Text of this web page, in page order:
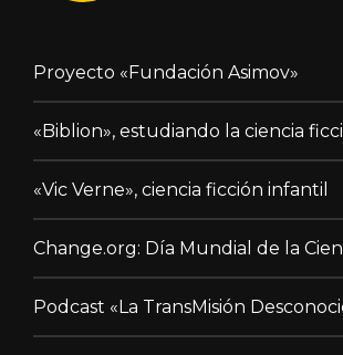
Proyecto «Fundación Asimov»
«Biblion», estudiando la ciencia
«Vic Verne», ciencia ficción infantil
Change.org: Día Mundial de la
Podcast «La TransMisión